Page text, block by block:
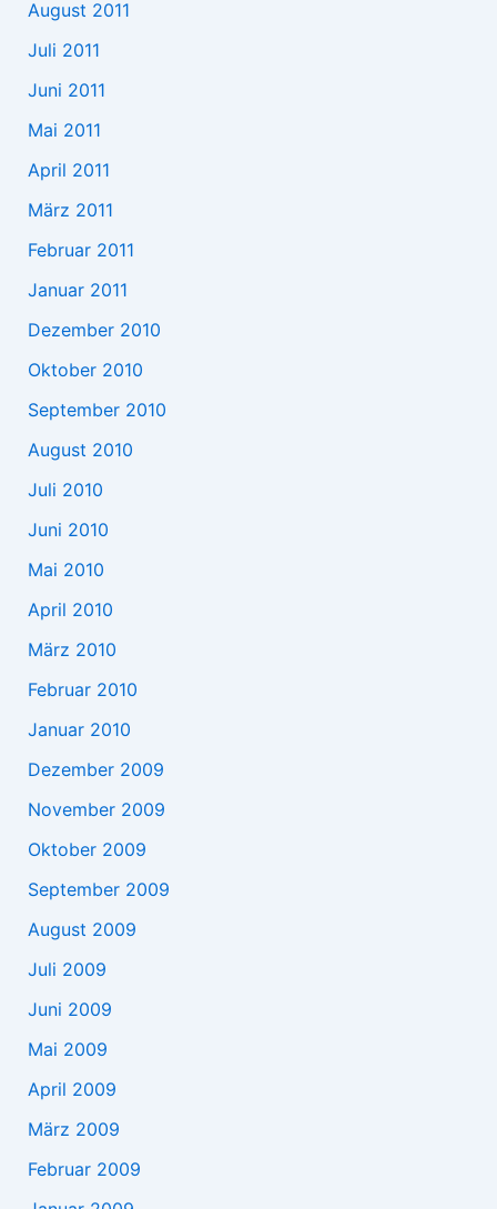
August 2011
Juli 2011
Juni 2011
Mai 2011
April 2011
März 2011
Februar 2011
Januar 2011
Dezember 2010
Oktober 2010
September 2010
August 2010
Juli 2010
Juni 2010
Mai 2010
April 2010
März 2010
Februar 2010
Januar 2010
Dezember 2009
November 2009
Oktober 2009
September 2009
August 2009
Juli 2009
Juni 2009
Mai 2009
April 2009
März 2009
Februar 2009